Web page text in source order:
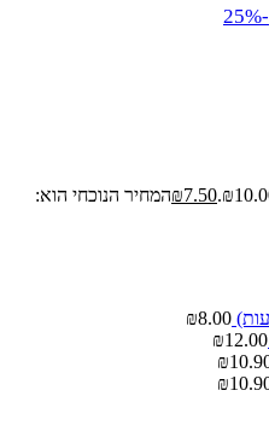
-25%
₪7.50
המחיר הנוכחי הוא:
₪8.00
₪12.00
₪
₪